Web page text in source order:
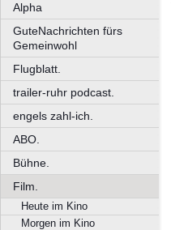
Alpha
GuteNachrichten fürs
Gemeinwohl
Flugblatt.
trailer-ruhr podcast.
engels zahl-ich.
ABO.
Bühne.
Film.
Heute im Kino
Morgen im Kino